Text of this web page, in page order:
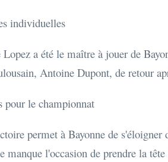
individuelles
a été le maître à jouer de
Antoine Dupont, de retour
pour le championnat
permet à Bayonne de s'éloigner
manque l'occasion de prendre la